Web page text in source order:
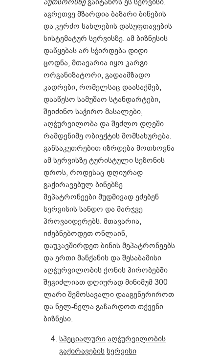
აგრეთვე მზარდია ბაზარი ბინების
და კერძო სახლების დასუფთავების
სისტემატურ სერვისზე. ამ ბიზნესის
დაწყებას არ სჭირდება დიდი
ცოდნა, მთავარია იყო კარგი
ორგანიზატორი, გადაამზადო
კადრები, რომელსაც დაასაქმებ,
დააწესო სამუშაო სტანდარტები,
შეიძინო საჭირო მასალები,
აღჭურვილობა და შეძლო დღეში
რამდენიმე ობიექტის მომსახურება.
განსაკუთრებით იზრდება მოთხოვნა
ამ სერვისზე ტურისტული სეზონის
დროს, როდესაც დღიურად
გაქირავებულ ბინებზე
მეპატრონეები მუდმივად ეძებენ
სერვისის სანდო და მარჯვე
პროვაიდერებს. მთავარია,
იძებნებოდეთ ონლაინ,
დაუკავშირდეთ ბინის მეპატრონეებს
და ერთი მანქანის და შესაბამისი
აღჭურვილობის ქონის პირობებში
შეგიძლიათ დღიურად მინიმუმ 300
ლარი შემოსავალი დააგენერიროთ
და ნელ-ნელა გაზარდოთ თქვენი
ბიზნესი.
სპეციალური აღჭურვილობის
გაქირავების სერვისი